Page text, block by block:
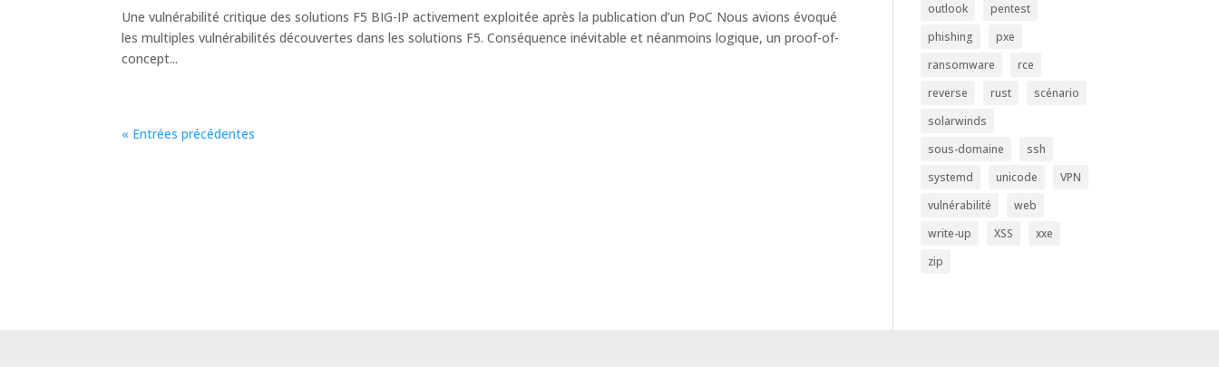
Une vulnérabilité critique des solutions F5 BIG-IP activement exploitée après la publication d’un PoC Nous avions évoqué
les multiples vulnérabilités découvertes dans les solutions F5. Conséquence inévitable et néanmoins logique, un proof-of-
concept...
« Entrées précédentes
outlook
pentest
phishing
pxe
ransomware
rce
reverse
rust
scénario
solarwinds
sous-domaine
ssh
systemd
unicode
VPN
vulnérabilité
web
write-up
XSS
xxe
zip